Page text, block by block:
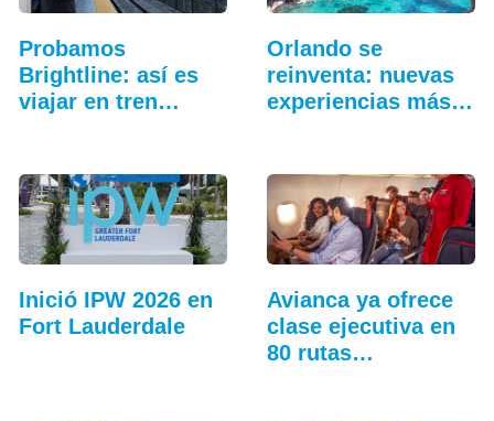
Probamos
Brightline: así es
viajar en tren
Orlando se
reinventa: nuevas
experiencias más
Inició IPW 2026 en
Fort Lauderdale
Avianca ya ofrece
clase ejecutiva en
80 rutas…